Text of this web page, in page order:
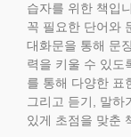
습자를 위한 책입
꼭 필요한 단어와
대화문을 통해 문
력을 키울 수 있도
를 통해 다양한 표
그리고 듣기, 말하
있게 초점을 맞춘